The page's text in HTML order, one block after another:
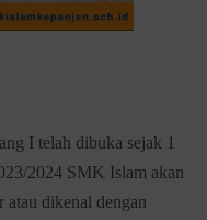
I telah dibuka sejak 1
2024 SMK Islam akan
dikenal dengan